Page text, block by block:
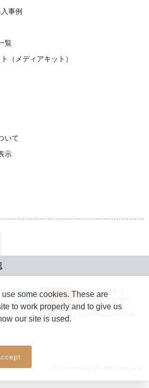
some cookies. These are
to work properly and to give us
our site is used.
事例
覧
（メディアキット）
いて
示
JASRAC許諾番号：
9024936001Y45037
JASRAC許諾番号：